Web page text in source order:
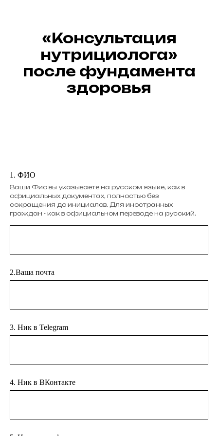
«Консультация
нутрициолога»
после фундамента
здоровья
1. ФИО
Ваши Фио вы указываете на русском языке, как в
официальных документах, полностью без
сокращения до инициалов. Для иностранных
граждан - как в официальном переводе на русский.
2.Ваша почта
3. Ник в Telegram
4. Ник в ВКонтакте